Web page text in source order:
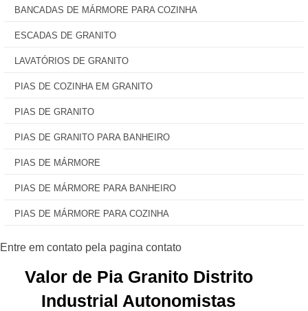
BANCADAS DE MÁRMORE PARA COZINHA
ESCADAS DE GRANITO
LAVATÓRIOS DE GRANITO
PIAS DE COZINHA EM GRANITO
PIAS DE GRANITO
PIAS DE GRANITO PARA BANHEIRO
PIAS DE MÁRMORE
PIAS DE MÁRMORE PARA BANHEIRO
PIAS DE MÁRMORE PARA COZINHA
Valor de Pia Granito Distrito
Industrial Autonomistas